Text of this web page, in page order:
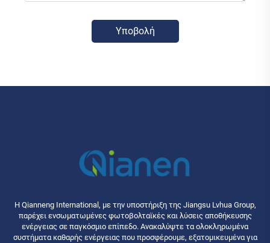
Υποβολή
Η Qianneng International, με την υποστήριξη της Jiangsu Lvhua Group,
παρέχει ενσωματωμένες φωτοβολταϊκές και λύσεις αποθήκευσης
ενέργειας σε παγκόσμιο επίπεδο. Ανακαλύψτε τα ολοκληρωμένα
συστήματα καθαρής ενέργειας που προσφέρουμε, εξατομικευμένα για